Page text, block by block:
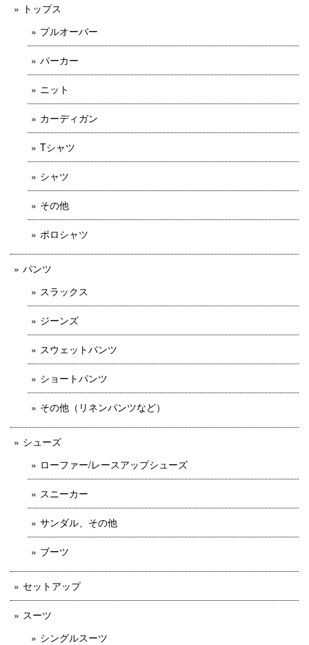
トップス
プルオーバー
パーカー
ニット
カーディガン
Tシャツ
シャツ
その他
ポロシャツ
パンツ
スラックス
ジーンズ
スウェットパンツ
ショートパンツ
その他（リネンパンツなど）
シューズ
ローファー/レースアップシューズ
スニーカー
サンダル、その他
ブーツ
セットアップ
スーツ
シングルスーツ